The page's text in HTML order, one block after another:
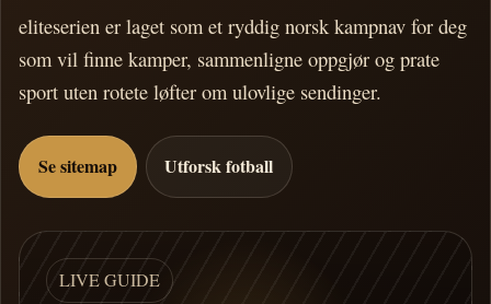
eliteserien er laget som et ryddig norsk kampnav for deg
som vil finne kamper, sammenligne oppgjør og prate
sport uten rotete løfter om ulovlige sendinger.
Se sitemap Utforsk fotball
LIVE GUIDE